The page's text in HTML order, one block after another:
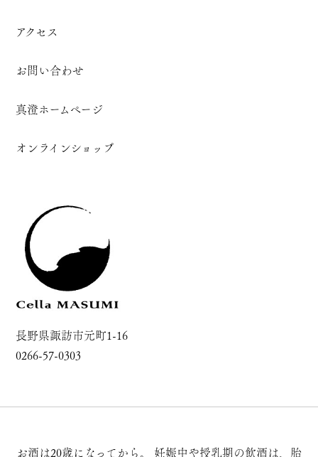
アクセス
お問い合わせ
真澄ホームページ
オンラインショップ
長野県諏訪市元町1-16
0266-57-0303
お酒は20歳になってから。 妊娠中や授乳期の飲酒は、胎